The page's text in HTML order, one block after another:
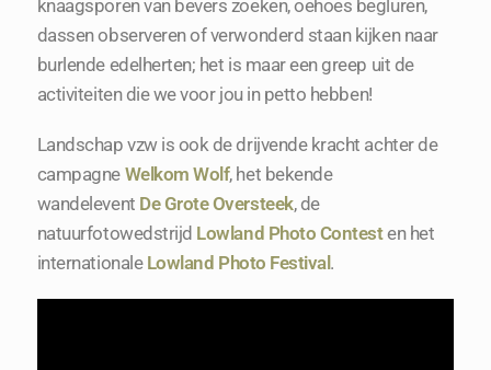
knaagsporen van bevers zoeken, oehoes begluren,
dassen observeren of verwonderd staan kijken naar
burlende edelherten; het is maar een greep uit de
activiteiten die we voor jou in petto hebben!
Landschap vzw is ook de drijvende kracht achter de
campagne Welkom Wolf, het bekende
wandelevent De Grote Oversteek, de
natuurfotowedstrijd Lowland Photo Contesten het
internationale Lowland Photo Festival.